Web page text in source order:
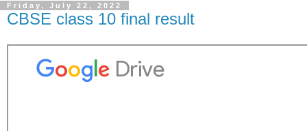
Friday, July 22, 2022
CBSE class 10 final result